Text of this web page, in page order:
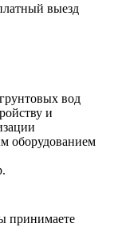
выезд
вод
и
оборудованием
принимаете